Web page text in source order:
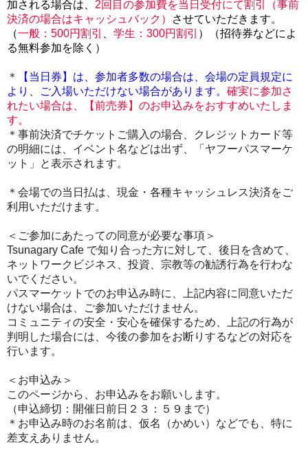
加される場合は、 2回目の参加費を当日受付にて割引（事前
決済の場合はキャッシュバック）
させていただきます。
（一般：500円割引 学生：300円割引 ）（招待券などによ
る無料参加を除く）
＊ 【当日券】は、 参加者多数の場合は、会場の定員規定に
より、ご入場いただけない場合があります。 確実に参加さ
れたい場合は、【前売券】のお申込みをおすすめいたしま
す。
＊事前決済でチケットご購入の場合、クレジットカード等
の明細には、イベント名などは出ず、「ヤフーパスマーケ
ット」と表示されます。
＊会場での当日払は、現金・各種キャッシュレス決済をご
利用いただけます。
＜ご参加にあたっての同意が必要な事項＞
Tsunagary Cafe で知り合った方に対して、後日を含めて、
ネットワークビジネス、投資、宗教等の勧誘行為を行わな
いでください。
パスマーケットでのお申込み時に、上記内容に同意いただ
けない場合は、ご参加いただけません。
コミュニティの安全・安心を確保するため、上記の行為が
判明した場合には、今後の参加をお断りするなどの対応を
行います。
＜お申込み＞
このページから、お申込みをお願いします。
（申込締切：開催日前日２３：５９まで）
＊お申込み時のお名前は、仮名（かめい）などでも、特に
差支えありません。